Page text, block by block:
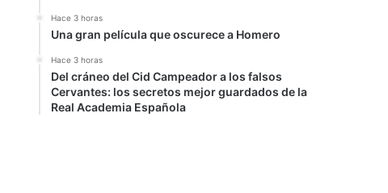
Hace 3 horas
Una gran película que oscurece a Homero
Hace 3 horas
Del cráneo del Cid Campeador a los falsos
Cervantes: los secretos mejor guardados de la
Real Academia Española